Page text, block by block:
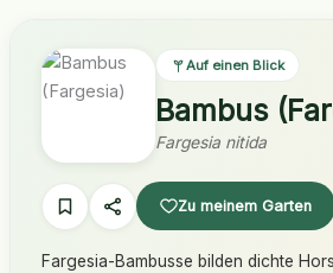
Auf einen Blick
Bambus
Fargesia nitida
Zu meinem Garten
Fargesia-Bambusse bilden dichte